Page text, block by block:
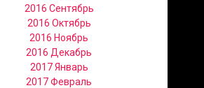
2016 Сентябрь
2016 Октябрь
2016 Ноябрь
2016 Декабрь
2017 Январь
2017 Февраль